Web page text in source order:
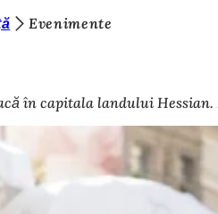
Evenimente
în capitala landului